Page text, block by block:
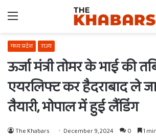
Menu
मध्य प्रदेश राज्य
ऊर्जा मंत्री तोमर के भाई की
एयरलिफ्ट कर हैदराबाद ले
तैयारी, भोपाल में हुई लैंडिंग
The Khabars December 9, 2024 0 1